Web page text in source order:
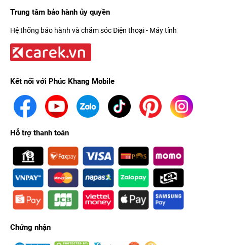
Trung tâm bảo hành ủy quyền
Hệ thống bảo hành và chăm sóc Điện thoại - Máy tính
Kết nối với Phúc Khang Mobile
Hỗ trợ thanh toán
Chứng nhận